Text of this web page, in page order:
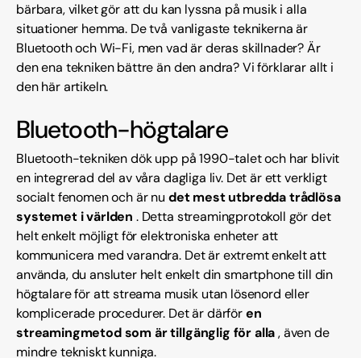
bärbara, vilket gör att du kan lyssna på musik i alla
situationer hemma. De två vanligaste teknikerna är
Bluetooth och Wi-Fi, men vad är deras skillnader? Är
den ena tekniken bättre än den andra? Vi förklarar allt i
den här artikeln.
Bluetooth-högtalare
Bluetooth-tekniken dök upp på 1990-talet och har blivit
en integrerad del av våra dagliga liv. Det är ett verkligt
socialt fenomen och är nu det mest utbredda trådlösa
systemet i världen . Detta streamingprotokoll gör det
helt enkelt möjligt för elektroniska enheter att
kommunicera med varandra. Det är extremt enkelt att
använda, du ansluter helt enkelt din smartphone till din
högtalare för att streama musik utan lösenord eller
komplicerade procedurer. Det är därfören
streamingmetod som är tillgänglig för alla, även de
mindre tekniskt kunniga.